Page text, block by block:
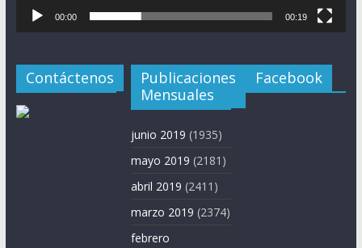
00:00 00:19
Contáctenos
Publicaciones
Mensuales
junio 2019 (1935)
mayo 2019 (2181)
abril 2019 (2411)
marzo 2019 (2374)
febrero
Facebook